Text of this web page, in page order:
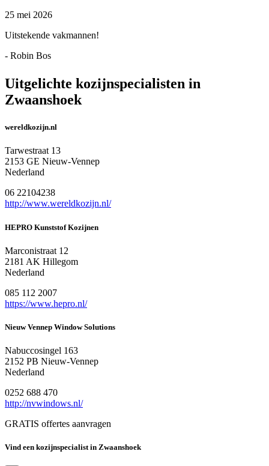
25 mei 2026
Uitstekende vakmannen!
- Robin Bos
Uitgelichte kozijnspecialisten in
Zwaanshoek
wereldkozijn.nl
Tarwestraat 13
2153 GE Nieuw-Vennep
Nederland
06 22104238
http://www.wereldkozijn.nl/
HEPRO Kunststof Kozijnen
Marconistraat 12
2181 AK Hillegom
Nederland
085 112 2007
https://www.hepro.nl/
Nieuw Vennep Window Solutions
Nabuccosingel 163
2152 PB Nieuw-Vennep
Nederland
0252 688 470
http://nvwindows.nl/
GRATIS offertes aanvragen
Vind een kozijnspecialist in Zwaanshoek